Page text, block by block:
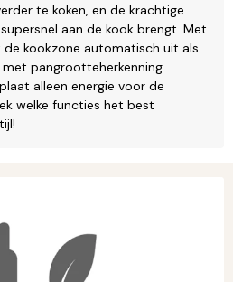
te koken, en de krachtige
aan de kook brengt. Met
de kookzone automatisch uit als
pangrootteherkenning
alleen energie voor de
welke functies het best